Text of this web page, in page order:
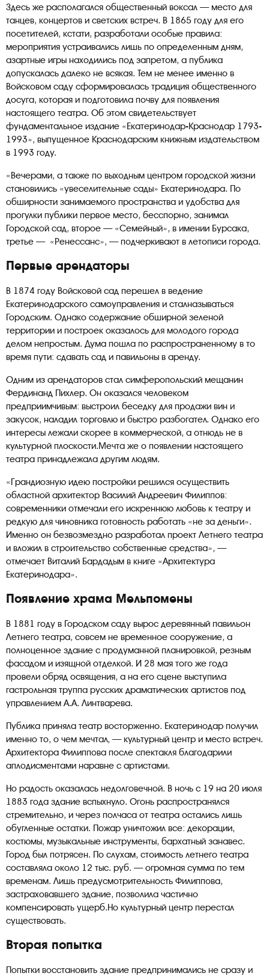
Здесь же располагался общественный воксал — место для
танцев, концертов и светских встреч. В 1865 году для его
посетителей, кстати, разработали особые правила:
мероприятия устраивались лишь по определенным дням,
азартные игры находились под запретом, а публика
допускалась далеко не всякая. Тем не менее именно в
Войсковом саду сформировалась традиция общественного
досуга, которая и подготовила почву для появления
настоящего театра. Об этом свидетельствует
фундаментальное издание «Екатеринодар-Краснодар 1793-
1993», выпущенное Краснодарским книжным издательством
в 1993 году.
«Вечерами, а также по выходным центром городской жизни
становились «увеселительные сады» Екатеринодара. По
обширности занимаемого пространства и удобства для
прогулки публики первое место, бесспорно, занимал
Городской сад, второе — «Семейный», в имении Бурсака,
третье — «Ренессанс», — подчеркивают в летописи города.
Первые арендаторы
В 1874 году Войсковой сад перешел в ведение
Екатеринодарского самоуправления и сталназываться
Городским. Однако содержание обширной зеленой
территории и построек оказалось для молодого города
делом непростым. Дума пошла по распространенному в то
время пути: сдавать сад и павильоны в аренду.
Одним из арендаторов стал симферопольский мещанин
Фердинанд Пихлер. Он оказался человеком
предприимчивым: выстроил беседку для продажи вин и
закусок, наладил торговлю и быстро разбогател. Однако его
интересы лежали скорее в коммерческой, а отнюдь не в
культурной плоскости.Мечта же о появлении настоящего
театра принадлежала другим людям.
«Грандиозную идею постройки решился осуществить
областной архитектор Василий Андреевич Филиппов:
современники отмечали его искреннюю любовь к театру и
редкую для чиновника готовность работать «не за деньги».
Именно он безвозмездно разработал проект Летнего театра
и вложил в строительство собственные средства», —
отмечает Виталий Бардадым в книге «Архитектура
Екатеринодара».
Появление храма Мельпомены
В 1881 году в Городском саду вырос деревянный павильон
Летнего театра, совсем не временное сооружение, а
полноценное здание с продуманной планировкой, резным
фасадом и изящной отделкой. И 28 мая того же года
провели обряд освящения, а на его сцене выступила
гастрольная труппа русских драматических артистов под
управлением А.А. Линтварева.
Публика приняла театр восторженно. Екатеринодар получил
именно то, о чем мечтал, — культурный центр и место встреч.
Архитектора Филиппова после спектакля благодарили
аплодисментами наравне с артистами.
Но радость оказалась недолговечной. В ночь с 19 на 20 июля
1883 года здание вспыхнуло. Огонь распространялся
стремительно, и через полчаса от театра остались лишь
обугленные остатки. Пожар уничтожил все: декорации,
костюмы, музыкальные инструменты, бархатный занавес.
Город был потрясен. По слухам, стоимость летнего театра
составляла около 12 тыс. руб. — огромная сумма по тем
временам. Лишь предусмотрительность Филиппова,
застраховавшего здание, позволила частично
компенсировать ущерб.Но культурный центр перестал
существовать.
Вторая попытка
Попытки восстановить здание предпринимались не сразу и